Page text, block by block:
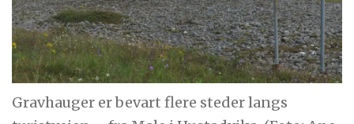
Gravhauger er bevart flere steder langs